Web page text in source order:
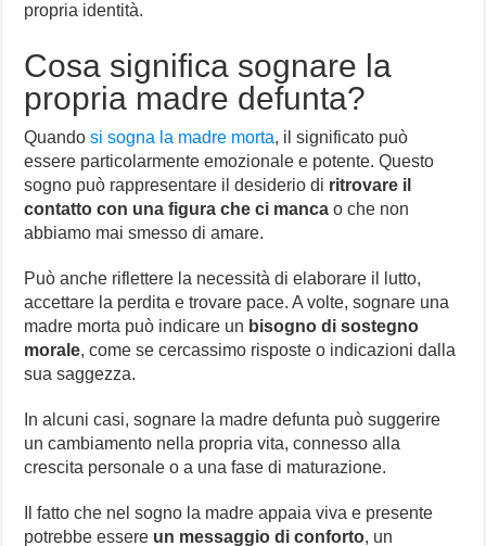
propria identità.
Cosa significa sognare la
propria madre defunta?
Quandosi sogna la madre morta, il significato può
essere particolarmente emozionale e potente. Questo
sogno può rappresentare il desiderio di ritrovare il
contatto con una figura che ci manca o che non
abbiamo mai smesso di amare.
Può anche riflettere la necessità di elaborare il lutto,
accettare la perdita e trovare pace. A volte, sognare una
madre morta può indicare un bisogno di sostegno
morale, come se cercassimo risposte o indicazioni dalla
sua saggezza.
In alcuni casi, sognare la madre defunta può suggerire
un cambiamento nella propria vita, connesso alla
crescita personale o a una fase di maturazione.
Il fatto che nel sogno la madre appaia viva e presente
potrebbe essere un messaggio di conforto, un